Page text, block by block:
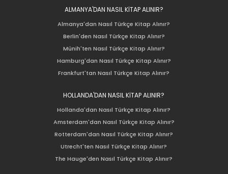
ALMANYA'DAN NASIL KİTAP ALINIR?
Almanya'dan Nasıl Türkçe Kitap Alınır?
Berlin'den Nasıl Türkçe Kitap Alınır?
Münih'ten Nasıl Türkçe Kitap Alınır?
Hamburg'dan Nasıl Türkçe Kitap Alınır?
Frankfurt'tan Nasıl Türkçe Kitap Alınır?
HOLLANDA'DAN NASIL KİTAP ALINIR?
Hollanda'dan Nasıl Türkçe Kitap Alınır?
Amsterdam'dan Nasıl Türkçe Kitap Alınır?
Rotterdam'dan Nasıl Türkçe Kitap Alınır?
Utrecht'ten Nasıl Türkçe Kitap Alınır?
The Hauge'den Nasıl Türkçe Kitap Alınır?